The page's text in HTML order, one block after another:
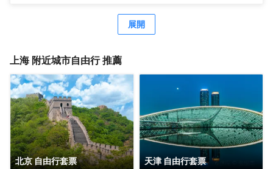
離浦東國際機場，僅有15分鐘車程。距離上海國際旅遊度假
區（迪士尼樂園），僅有20分鐘車程。可便捷到達地鐵2號
資源眾多，有上海新國際博覽中心、佛羅倫薩奧特萊斯購物
海旅遊區等。 酒店是錦江酒店（中國區）旗下的中端連鎖品
牌酒店，按照維也納國際5.0標準裝修，簡約時尚，整體風格
舒適典雅。客房寬敞明亮，房內布置精美，處處體現人性化
的理念。 酒店還有免費停車場、休閒茶吧、精品早餐、寬敞
會議室等，同時還為您提供24小時免費浦東機場接機（需預
約）等服務，賓客抵達浦東機場並取完行李聯繫當值司機
（13651944838），T1航站樓-三樓-3號門，T2航站樓-三
展開
上海 附近城市自由行 推薦
北京 自由行套票 天津 自由行套票